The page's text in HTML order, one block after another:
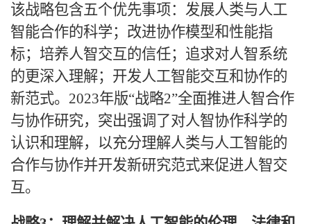
该战略包含五个优先事项：发展人类与人工
智能合作的科学；改进协作模型和性能指
标；培养人智交互的信任；追求对人智系统
的更深入理解；开发人工智能交互和协作的
新范式。 2023年版“战略2”全面推进人智合作
与协作研究，突出强调了对人智协作科学的
认识和理解，以充分理解人类与人工智能的
合作与协作并开发新研究范式来促进人智交
互。